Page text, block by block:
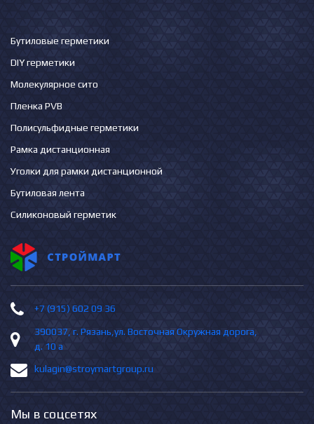
Бутиловые герметики
DIY герметики
Молекулярное сито
Пленка PVB
Полисульфидные герметики
Рамка дистанционная
Уголки для рамки дистанционной
Бутиловая лента
Силиконовый герметик
+7 (915) 602 09 36
390037, г. Рязань,ул. Восточная Окружная дорога,
д. 10 а
kulagin@stroymartgroup.ru
Мы в соцсетях